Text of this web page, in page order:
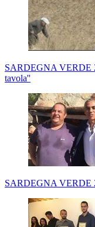
SARDEGNA VERDE
tavola''
SARDEGNA VERDE